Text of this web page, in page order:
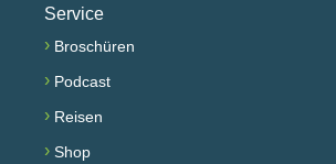
Service
› Broschüren
› Podcast
› Reisen
› Shop